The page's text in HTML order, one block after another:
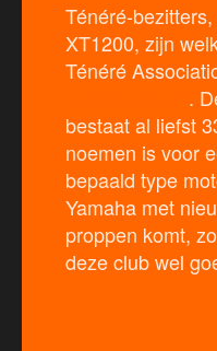
Ténéré-
XT1200, zijn
Ténéré
.
bestaat al liefst
noemen is voor
bepaald type
Yamaha met
proppen komt,
deze club wel